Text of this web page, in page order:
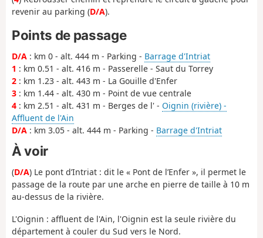
revenir au parking (D/A).
Points de passage
D/A : km 0 - alt. 444 m - Parking - Barrage d'Intriat
1 : km 0.51 - alt. 416 m - Passerelle - Saut du Torrey
2 : km 1.23 - alt. 443 m - La Gouille d'Enfer
3 : km 1.44 - alt. 430 m - Point de vue centrale
4 : km 2.51 - alt. 431 m - Berges de l' - Oignin (rivière) -
Affluent de l'Ain
D/A : km 3.05 - alt. 444 m - Parking - Barrage d'Intriat
À voir
(D/A) Le pont d’Intriat : dit le « Pont de l’Enfer », il permet le
passage de la route par une arche en pierre de taille à 10 m
au-dessus de la rivière.
L'Oignin : affluent de l'Ain, l'Oignin est la seule rivière du
département à couler du Sud vers le Nord.